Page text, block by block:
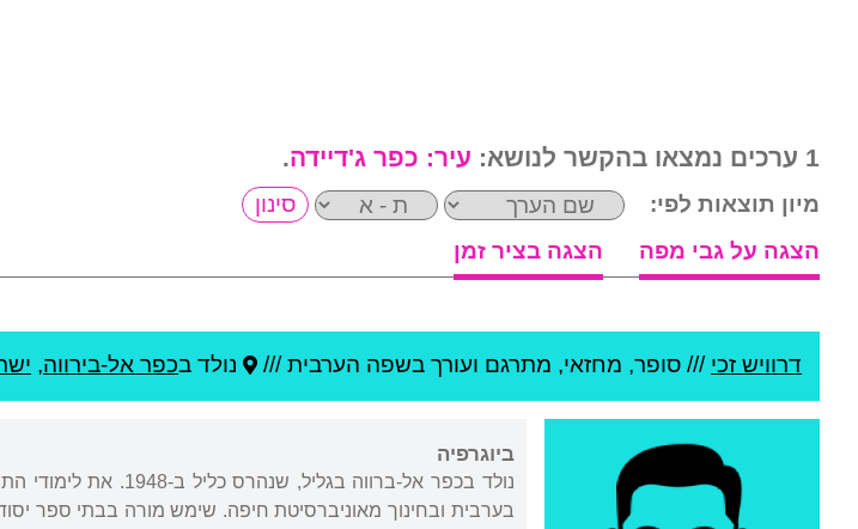
1 ערכים נמצאו בהקשר לנושא: עיר: כפר ג'דיידה.
מיון תוצאות לפי:
הצגה על גבי מפה
הצגה בציר זמן
דרוויש זכי /// סופר, מחזאי, מתרגם ועורך בשפה הערבית /// נולד בכפר אל-בירווה,
ביוגרפיה
נולד בכפר אל-ברווה
בערבית ובחינוך מאוניברסיטת חיפה. שימש מורה בבתי ספר